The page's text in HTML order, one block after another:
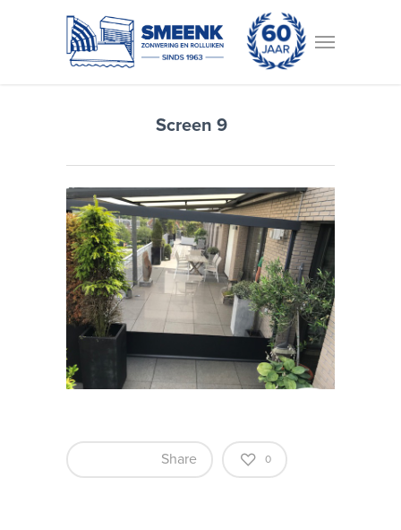
Screen 9
Share 0